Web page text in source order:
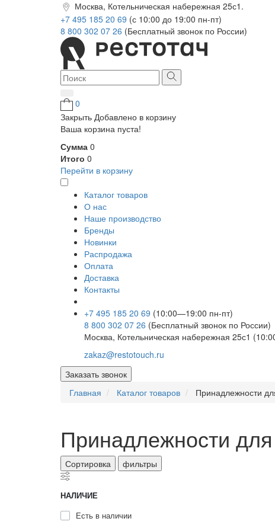
Москва, Котельническая набережная 25с1.
+7 495 185 20 69 (с 10:00 до 19:00 пн-пт)
8 800 302 07 26 (Бесплатный звонок по России)
0
Закрыть Добавлено в корзину
Ваша корзина пуста!
Сумма 0
Итого 0
Перейти в корзину
Каталог товаров
О нас
Наше производство
Бренды
Новинки
Распродажа
Оплата
Доставка
Контакты
+7 495 185 20 69 (10:00—19:00 пн-пт)
8 800 302 07 26 (Бесплатный звонок по России)
Москва, Котельническая набережная 25с1
zakaz@restotouch.ru
Заказать звонок
Главная
Каталог товаров Принадлежности
Принадлежности
Сортировка фильтры
НАЛИЧИЕ
Есть в наличии